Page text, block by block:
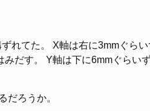
れてた。 X軸は右に3mmぐら
だす。 Y軸は下に6mmぐらい
だろうか。